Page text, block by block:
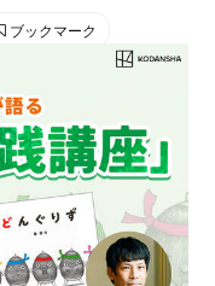
い』（グランまま
多数。
ブックマーク